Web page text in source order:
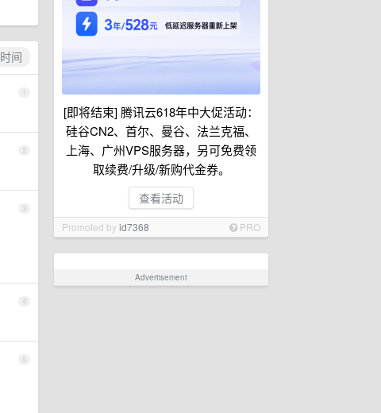
[即将结束] 腾讯云618年中大促活动：
硅谷CN2、首尔、曼谷、法兰克福、
上海、广州VPS服务器，另可免费领
取续费/升级/新购代金券。
查看活动
Promoted byid7368 PRO
Advertisement
时间
1
2
3
4
5